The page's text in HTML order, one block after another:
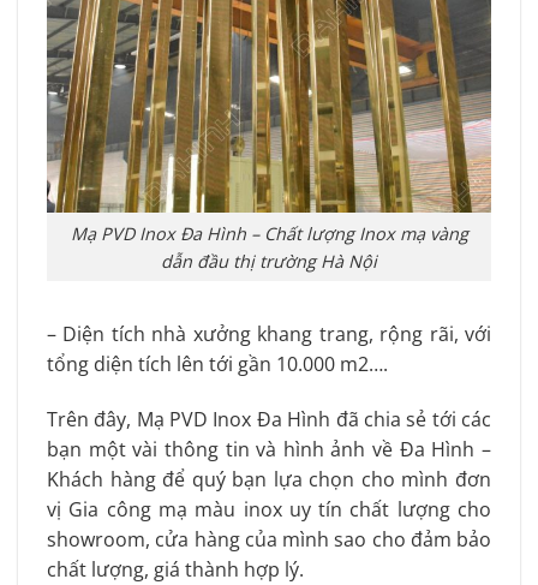
Mạ PVD Inox Đa Hình – Chất lượng Inox mạ vàng
dẫn đầu thị trường Hà Nội
– Diện tích nhà xưởng khang trang, rộng rãi, với
tổng diện tích lên tới gần 10.000 m2….
Trên đây, Mạ PVD Inox Đa Hình đã chia sẻ tới các
bạn một vài thông tin và hình ảnh về Đa Hình –
Khách hàng để quý bạn lựa chọn cho mình đơn
vị Gia công mạ màu inox uy tín chất lượng cho
showroom, cửa hàng của mình sao cho đảm bảo
chất lượng, giá thành hợp lý.